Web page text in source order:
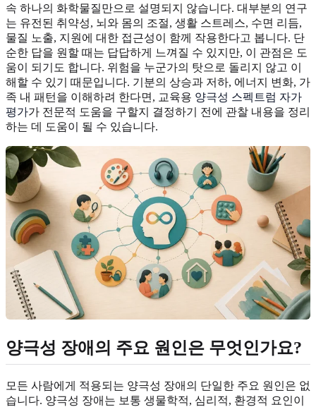
속 하나의 화학물질만으로 설명되지 않습니다. 대부분의 연구
는 유전된 취약성, 뇌와 몸의 조절, 생활 스트레스, 수면 리듬,
물질 노출, 지원에 대한 접근성이 함께 작용한다고 봅니다. 단
순한 답을 원할 때는 답답하게 느껴질 수 있지만, 이 관점은 도
움이 되기도 합니다. 위험을 누군가의 탓으로 돌리지 않고 이
해할 수 있기 때문입니다. 기분의 상승과 저하, 에너지 변화, 가
족 내 패턴을 이해하려 한다면, 교육용 양극성 스펙트럼 자가
평가가 전문적 도움을 구할지 결정하기 전에 관찰 내용을 정리
하는 데 도움이 될 수 있습니다.
양극성 장애의 주요 원인은 무엇인가요?
모든 사람에게 적용되는 양극성 장애의 단일한 주요 원인은 없
습니다. 양극성 장애는 보통 생물학적, 심리적, 환경적 요인이